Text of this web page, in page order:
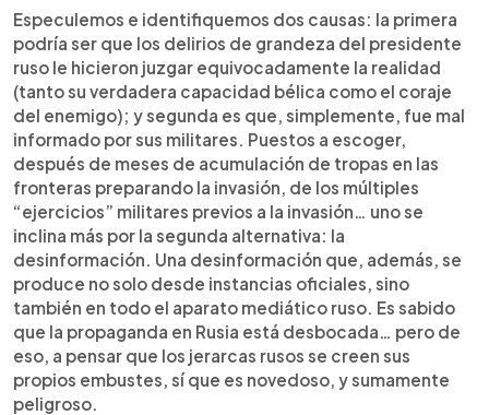
Especulemos e identifiquemos dos causas: la primera
podría ser que los delirios de grandeza del presidente
ruso le hicieron juzgar equivocadamente la realidad
(tanto su verdadera capacidad bélica como el coraje
del enemigo); y segunda es que, simplemente, fue mal
informado por sus militares. Puestos a escoger,
después de meses de acumulación de tropas en las
fronteras preparando la invasión, de los múltiples
“ejercicios” militares previos a la invasión… uno se
inclina más por la segunda alternativa: la
desinformación. Una desinformación que, además, se
produce no solo desde instancias oficiales, sino
también en todo el aparato mediático ruso. Es sabido
que la propaganda en Rusia está desbocada… pero de
eso, a pensar que los jerarcas rusos se creen sus
propios embustes, sí que es novedoso, y sumamente
peligroso.